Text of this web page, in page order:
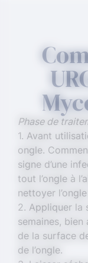
Phase de
1. Avant
ongle.
signe d’une
tout l’ongle à
nettoyer
2. Appliquer la
semaines,
de la surface
de l’ongle.